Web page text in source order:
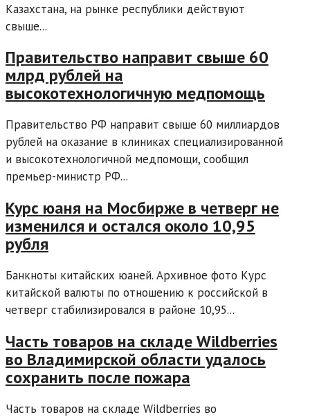
Казахстана, на рынке республики действуют
свыше...
Правительство направит свыше 60
млрд рублей на
высокотехнологичную медпомощь
Правительство РФ направит свыше 60 миллиардов
рублей на оказание в клиниках специализированной
и высокотехнологичной медпомощи, сообщил
премьер-министр РФ...
Курс юаня на Мосбирже в четверг не
изменился и остался около 10,95
рубля
Банкноты китайских юаней. Архивное фото Курс
китайской валюты по отношению к российской в
четверг стабилизировался в районе 10,95...
Часть товаров на складе Wildberries
во Владимирской области удалось
сохранить после пожара
Часть товаров на складе Wildberries во